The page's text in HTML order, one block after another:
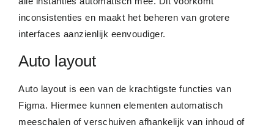
inconsistenties en maakt het beheren van grotere
interfaces aanzienlijk eenvoudiger.
Auto layout
Auto layout is een van de krachtigste functies van
Figma. Hiermee kunnen elementen automatisch
meeschalen of verschuiven afhankelijk van inhoud of